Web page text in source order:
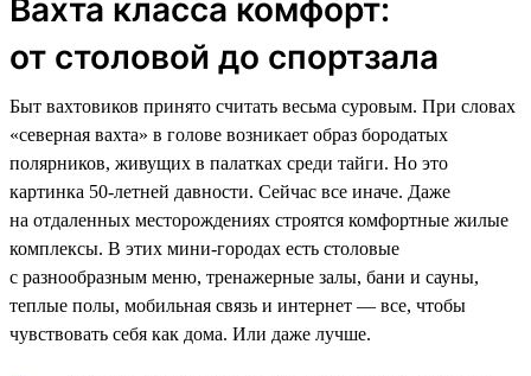
Вахта класса комфорт:
от столовой до спортзала
Быт вахтовиков принято считать весьма суровым. При словах
«северная вахта» в голове возникает образ бородатых
полярников, живущих в палатках среди тайги. Но это
картинка 50-летней давности. Сейчас все иначе. Даже
на отдаленных месторождениях строятся комфортные жилые
комплексы. В этих мини-городах есть столовые
с разнообразным меню, тренажерные залы, бани и сауны,
теплые полы, мобильная связь и интернет — все, чтобы
чувствовать себя как дома. Или даже лучше.